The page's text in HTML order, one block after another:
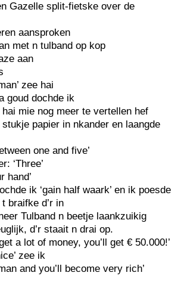
Gazelle split-fietske over de
aansproken
met n tulband op kop
aan
zee hai
goud dochde ik
mie nog meer te vertellen hef
papier in nkander en laangde
one and five’
‘Three’
hand’
ik ‘gain half waark’ en ik poesde
braifke d’r in
Tulband n beetje laankzuikig
d’r staait n drai op.
a lot of money, you’ll get € 50.000!’
zee ik
and you’ll become very rich’